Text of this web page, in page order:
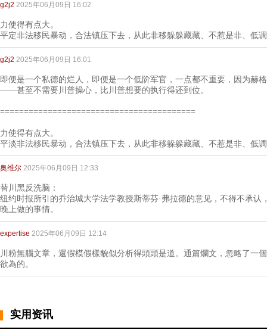
g2j2 2025年06月09日 16:02
力使得有点大。
平定非法移民暴动，合法镇压下去，从此非移躲躲藏藏、不惹是非、低
g2j2 2025年06月09日 16:01
即便是一个私德的烂人，即便是一个低阶军官，一点都不重要，因为赫
——甚至不需要川普操心，比川普想要的执行得还到位。
=========================================
力使得有点大。
平淡非法移民暴动，合法镇压下去，从此非移躲躲藏藏、不惹是非、低
奥维尔 2025年06月09日 12:33
替川黑反洗脑：
纽约时报所引的乔治城大学法学教授斯蒂芬·弗拉德的意见，不得不承认
晚上做的事情。
expertise 2025年06月09日 12:14
川粉無腦文章，還假模假樣貌似分析得頭頭是道。通篇爛文，忽略了一
欲為的。
实用资讯